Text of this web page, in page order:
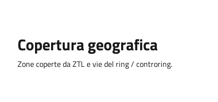
Copertura geografica
Zone coperte da ZTL e vie del ring / controring.